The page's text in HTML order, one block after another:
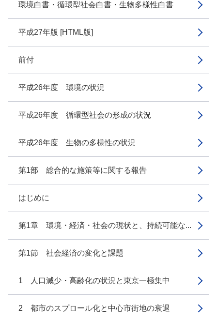
環境白書・循環型社会白書・生物多様性白書
平成27年版 [HTML版]
前付
平成26年度 環境の状況
平成26年度 循環型社会の形成の状況
平成26年度 生物の多様性の状況
第1部 総合的な施策等に関する報告
はじめに
第1章 環境・経済・社会の現状と、持続可能な...
第1節 社会経済の変化と課題
1 人口減少・高齢化の状況と東京一極集中
2 都市のスプロール化と中心市街地の衰退